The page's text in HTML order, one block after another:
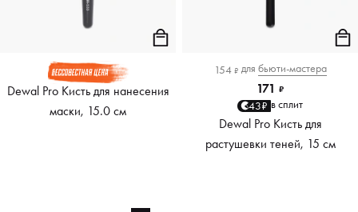
Dewal Pro Кисть для нанесения
маски, 15.0 см
154 ₽ для бьюти-мастера
171 ₽
43₽ в сплит
Dewal Pro Кисть для
растушевки теней, 15 см